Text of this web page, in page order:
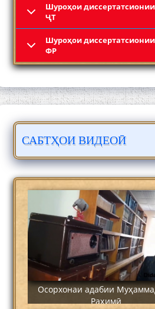
Шyроҳои
ҶТ
Шyроҳои
ФР
САБТҲОИ ВИДЕОӢ
Кадамчо Худои
Сайре дар Осорхона
Раҳимӣ
Осорхонаи адабии
Раҳимӣ